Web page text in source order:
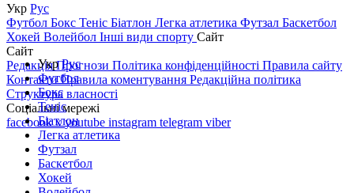
Укр Рус
Футбол Бокс Теніс Біатлон Легка атлетика Футзал Баскетбол
Хокей Волейбол Інші види спорту Сайт
Сайт
РедакціяПрогнози Політика конфіденційності Правила сайту
КонтактиПравила коментування Редакційна політика
Структура власності
Соціальні мережі
facebookxyoutube instagram telegram viber
УкрРус
Футбол
Бокс
Теніс
Біатлон
Легка атлетика
Футзал
Баскетбол
Хокей